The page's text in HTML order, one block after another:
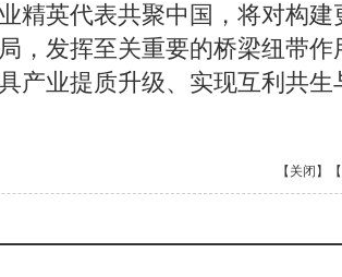
精英代表共聚中国，将对构
，发挥至关重要的桥梁纽带
产业提质升级、实现互利共
【关闭】